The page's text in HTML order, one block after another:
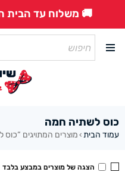
🚚 משלוח עד הבית
כוס לשתיה חמה
עמוד הבית › מוצרים המתויגים
הצגה של מוצרים במבצע בלבד